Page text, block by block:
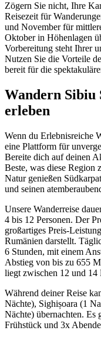
Zögern Sie nicht, Ihre
Reisezeit für
und November für
Oktober in Höhenlagen
Vorbereitung steht Ihrer
Nutzen Sie die Vorteile
bereit für die
Wandern Sibiu
erleben
Wenn du Erlebnisreiche
eine Plattform für
Bereite dich auf deinen
Beste, was diese Region
Natur genießen
und seinen
Unsere Wanderreise
4 bis 12 Personen. Der
großartiges Preis-
Rumänien darstellt.
6 Stunden, mit einem
Abstieg von bis zu 655
liegt zwischen 12 und 14
Während deiner Reise
Nächte), Sighișoara (1
Nächte) übernachten. Es
Frühstück und 3x